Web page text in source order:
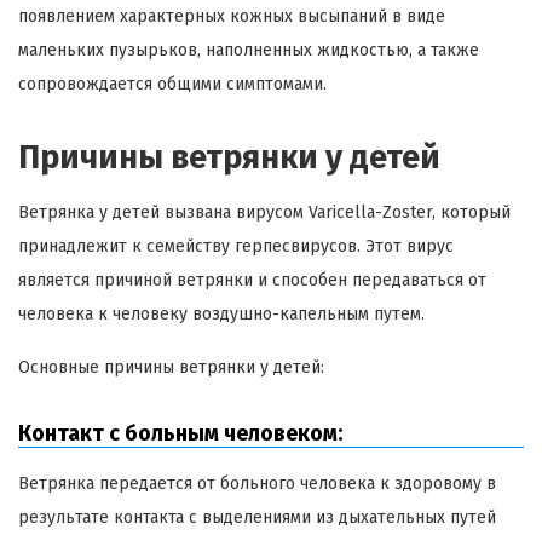
появлением характерных кожных высыпаний в виде
маленьких пузырьков, наполненных жидкостью, а также
сопровождается общими симптомами.
Причины ветрянки у детей
Ветрянка у детей вызвана вирусом Varicella-Zoster, который
принадлежит к семейству герпесвирусов. Этот вирус
является причиной ветрянки и способен передаваться от
человека к человеку воздушно-капельным путем.
Основные причины ветрянки у детей:
Контакт с больным человеком:
Ветрянка передается от больного человека к здоровому в
результате контакта с выделениями из дыхательных путей